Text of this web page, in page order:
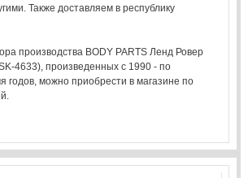
Также доставляем в республику
производства BODY PARTS Ленд Ровер
4633), произведенных с 1990 - по
годов, можно приобрести в магазине по